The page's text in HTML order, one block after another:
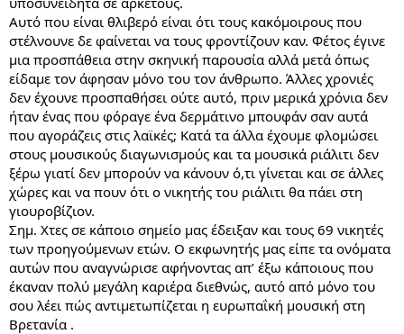
Αυτό που είναι θλιβερό είναι ότι τους κακόμοιρους που
στέλνουνε δε φαίνεται να τους φροντίζουν καν. Φέτος έγινε
μια προσπάθεια στην σκηνική παρουσία αλλά μετά όπως
είδαμε τον άφησαν μόνο του τον άνθρωπο. Άλλες χρονιές
δεν έχουνε προσπαθήσει ούτε αυτό, πριν μερικά χρόνια δεν
ήταν ένας που φόραγε ένα δερμάτινο μπουφάν σαν αυτά
που αγοράζεις στις λαϊκές; Κατά τα άλλα έχουμε φλομώσει
στους μουσικούς διαγωνισμούς και τα μουσικά ριάλιτι δεν
ξέρω γιατί δεν μπορούν να κάνουν ό,τι γίνεται και σε άλλες
χώρες και να πουν ότι ο νικητής του ριάλιτι θα πάει στη
γιουροβίζιον.
Σημ. Χτες σε κάποιο σημείο μας έδειξαν και τους 69 νικητές
των προηγούμενων ετών. Ο εκφωνητής μας είπε τα ονόματα
αυτών που αναγνώρισε αφήνοντας απ’ έξω κάποιους που
έκαναν πολύ μεγάλη καριέρα διεθνώς, αυτό από μόνο του
σου λέει πώς αντιμετωπίζεται η ευρωπαΐκή μουσική στη
Βρετανία .